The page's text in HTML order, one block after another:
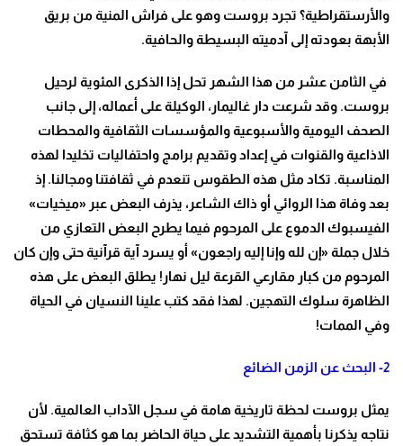
والأرستقراطية؟ تجرد بروست وهو على فراش المنية من بريق
الأبهة بعودته إلى آدميته البسيطة والحافية.
في الثامن عشر من هذا الشهر تحل إذا الذكرى المئوية لرحيل
بروست. وقد شرعت دار غاليمار، الوكيلة على أعماله، إلى جانب
الصحف اليومية والأسبوعية والمؤسسات الثقافية والمحطات
الاذاعية والقنوات في إعداد وتقديم برامج واحتفاليات تخليدا لهذه
المناسبة. تكاد مثل هذه الطقوس تنعدم في ثقافتنا ومجالنا. إذ
بعد وفاة هذا الروائي أو ذاك الشاعر، يذرف البعض عبر «ميخيات»
الفيسبوك الدموع على المرحوم فيما يطرح البعض التعازي من
خلال جملة «إن لله وإنا إليه راجعون» أو يسرد آية قرآنية حتى وإن كان
المرحوم من كبار مقارعي القرعة ليل نهار! يطلق البعض على هذه
الظاهرة سلوك التهجين. لهذا فقد كتب علينا النسيان في الحياة
وفي الممات!
2- البحث عن الزمن الضائع
يمثل بروست لحظة تاريخية هامة في سجل الآداب العالمية. لأن
نتاجه يذكرنا بأهمية التشديد على حياة الحاضر بما هو كثافة تستحق